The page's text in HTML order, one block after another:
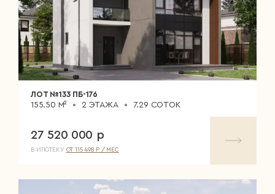
ЛОТ №133 ПБ-176
155.50 М² 2 ЭТАЖА 7.29 СОТОК
27 520 000 р
В ИПОТЕКУ ОТ 115 498 Р / МЕС